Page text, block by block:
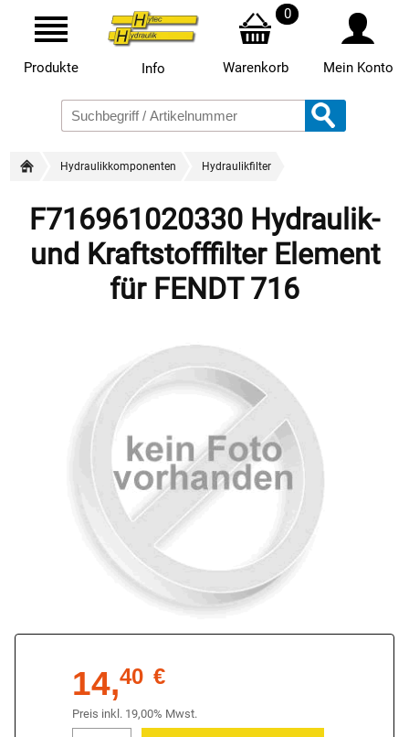
Produkte Info
0
Warenkorb Mein Konto
Hydraulikkomponenten Hydraulikfilter
F716961020330 Hydraulik-
und Kraftstofffilter Element
für FENDT 716
14,40 €
Preis inkl. 19,00% Mwst.